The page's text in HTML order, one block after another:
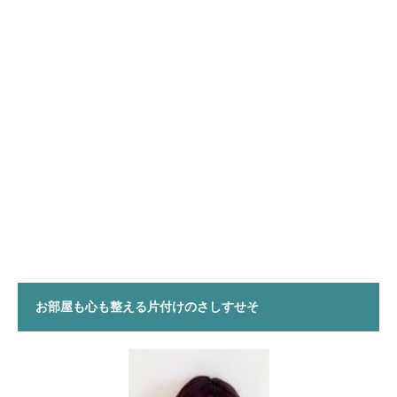
お部屋も心も整える片付けのさしすせそ